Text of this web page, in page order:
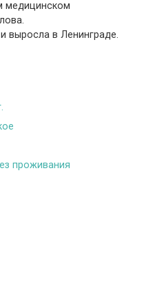
медицинском
выросла в Ленинграде.
проживания